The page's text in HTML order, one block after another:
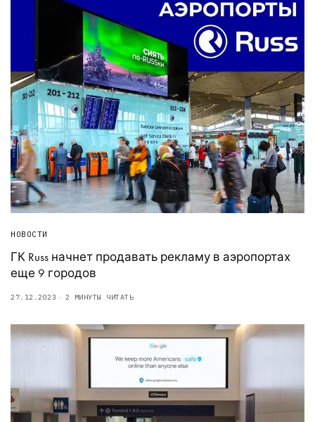
НОВОСТИ
ГК Russ начнет продавать рекламу в аэропортах
еще 9 городов
27.12.2023 2 МИНУТЫ ЧИТАТЬ